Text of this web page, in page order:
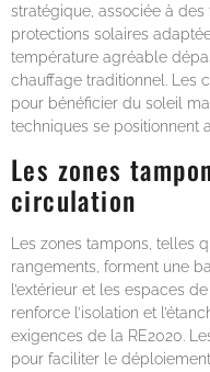
stratégique, associée à
protections solaires
température agréable
chauffage traditionnel. Les
pour bénéficier du soleil
techniques se positionnent
Les zones
circulation
Les zones tampons, telles
rangements, forment une
l’extérieur et les espaces
renforce l’isolation et
exigences de la RE2020.
pour faciliter le